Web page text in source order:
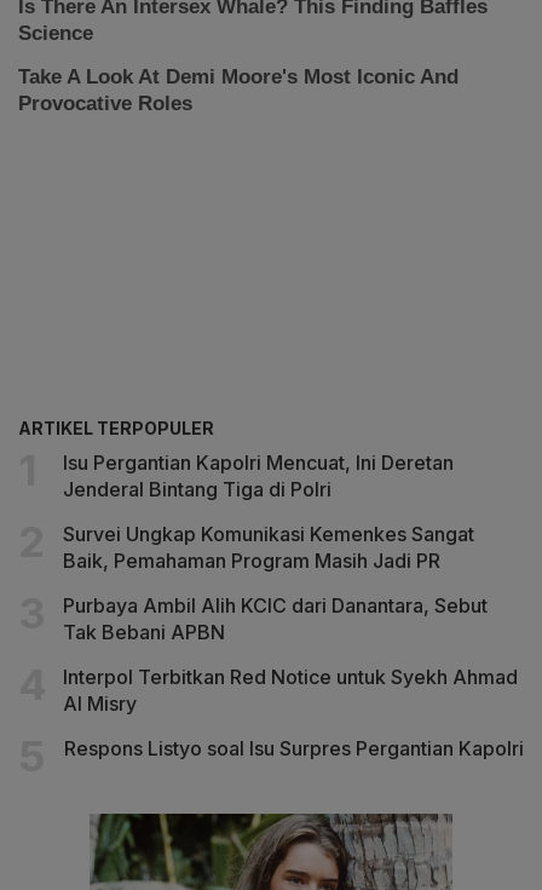
ARTIKEL TERPOPULER
Isu Pergantian Kapolri Mencuat, Ini Deretan
Jenderal Bintang Tiga di Polri
Survei Ungkap Komunikasi Kemenkes Sangat
Baik, Pemahaman Program Masih Jadi PR
Purbaya Ambil Alih KCIC dari Danantara, Sebut
Tak Bebani APBN
Interpol Terbitkan Red Notice untuk Syekh Ahmad
Al Misry
Respons Listyo soal Isu Surpres Pergantian Kapolri